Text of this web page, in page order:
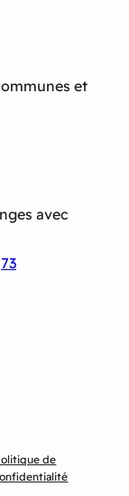
et
avec
73
de